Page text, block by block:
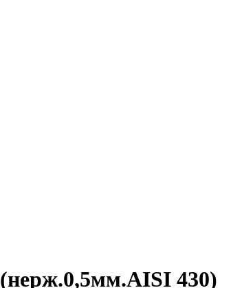
430)